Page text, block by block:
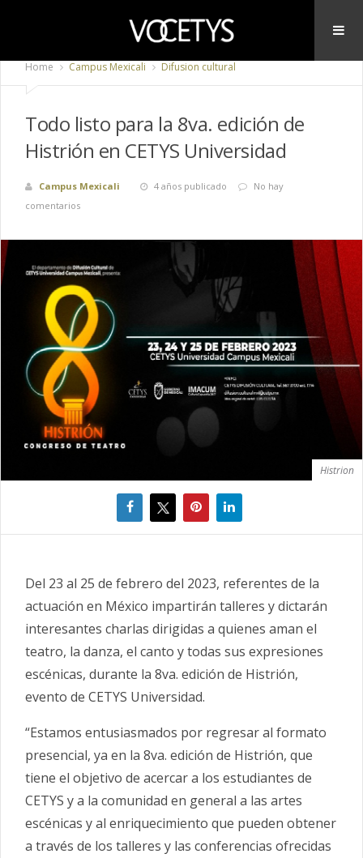
Home Campus Mexicali Difusion cultural
Todo listo para la 8va. edición de
Histrión en CETYS Universidad
Campus Mexicali 4 años publicado
No hay
comentarios
Histrion
Del 23 al 25 de febrero del 2023, referentes de la
actuación en México impartirán talleres y dictarán
interesantes charlas dirigidas a quienes aman el
teatro, la danza, el canto y todas sus expresiones
escénicas, durante la 8va. edición de Histrión,
evento de CETYS Universidad.
“Estamos entusiasmados por regresar al formato
presencial, ya en la 8va. edición de Histrión, que
tiene el objetivo de acercar a los estudiantes de
CETYS y a la comunidad en general a las artes
escénicas y al enriquecimiento que pueden obtener
a través de los talleres y las conferencias ofrecidas